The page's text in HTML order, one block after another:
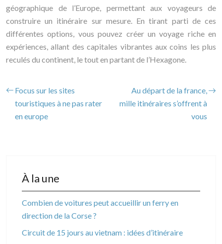
géographique de l’Europe, permettant aux voyageurs de
construire un itinéraire sur mesure. En tirant parti de ces
différentes options, vous pouvez créer un voyage riche en
expériences, allant des capitales vibrantes aux coins les plus
reculés du continent, le tout en partant de l’Hexagone.
Focus sur les sites
touristiques à ne pas rater
en europe
Au départ de la france,
mille itinéraires s’offrent à
vous
À la une
Combien de voitures peut accueillir un ferry en
direction de la Corse ?
Circuit de 15 jours au vietnam : idées d’itinéraire